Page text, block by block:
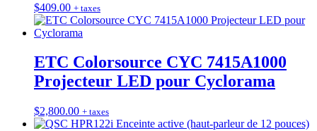
$409.00 + taxes
ETC Colorsource CYC 7415A1000
Projecteur LED pour Cyclorama
$2,800.00 + taxes